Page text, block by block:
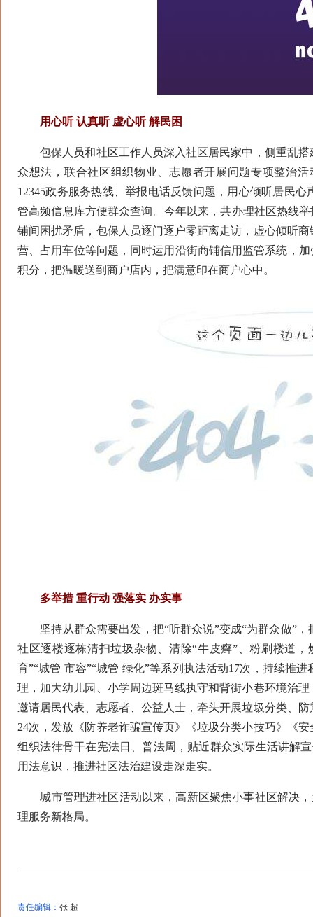
用心听 认真听 虚心听 解民困
包保人员和社区工作人员深入社区居民家中，侧重乱搭
众想法，联合社区组织物业、志愿者开展问题专项整治
12345政务服务热线、举报电话反馈问题，用心倾听居民
管高频信息库方便群众查询。今年以来，共办理社区热线
铺间困扰矛盾，包保人员逐门逐户零距离走访，虚心倾听
营、占用车位等问题，同时运用沿街商铺信用监管系统，
积分，把温暖送到商户店内，把满意印在商户心中。
多举措 重行动 强落实 办实事
坚持从群众需要出发，把“听群众说”变成“为群众做”，
社区逐楼逐栋清扫垃圾杂物、清除“牛皮癣”、粉刷楼道
育”“城管 市容”“城管 绿化”等系列执法活动17次，持续推
理，加大幼儿园、小学周边斑马线执守和背街小巷环境治
邀请居民代表、志愿者、公益人士，牵头开展垃圾分类、
24次，发放《防养老诈骗宣传页》《垃圾分类小技巧》《
组织法律骨干在宪法日、普法周，贴近群众实际生活讲解
用法意识，推进社区法治建设走深走实。
城市管理进社区活动以来，高新区聚焦小事社区解决，
理服务新格局。
责任编辑： 张 超